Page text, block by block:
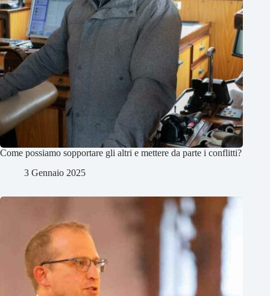
Come possiamo sopportare gli altri e mettere da parte i conflitti?
3 Gennaio 2025